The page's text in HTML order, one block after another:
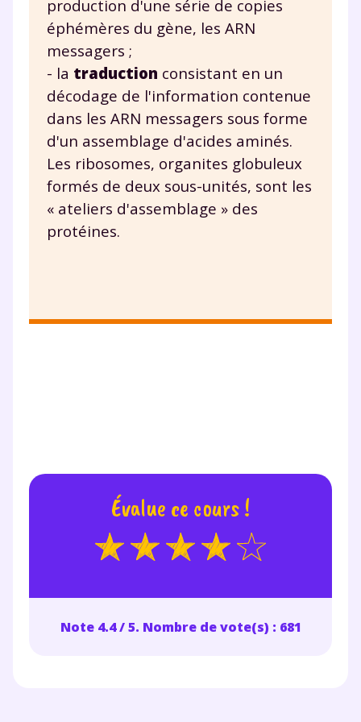
production d'une série de copies
éphémères du gène, les ARN
messagers ;
- la traduction consistant en un
décodage de l'information contenue
dans les ARN messagers sous forme
d'un assemblage d'acides aminés.
Les ribosomes, organites globuleux
formés de deux sous-unités, sont les
« ateliers d'assemblage » des
protéines.
Évalue ce cours !
Note 4.4 / 5. Nombre de vote(s) : 681